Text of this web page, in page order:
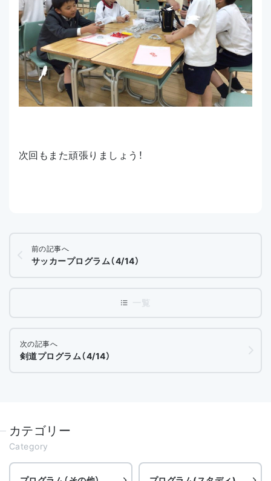
次回もまた頑張りましょう！
前の記事へ
サッカープログラム（4/14）
次の記事へ
剣道プログラム（4/14）
カテゴリー
Category